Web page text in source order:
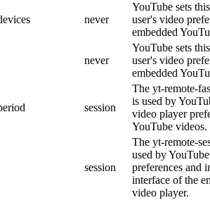
never
YouTube sets
user's video
embedded
never
YouTube sets
user's video
embedded
session
The yt-remote-
is used by
video player
YouTube videos.
session
The yt-remote-
used by
preferences and
interface of the
video player.